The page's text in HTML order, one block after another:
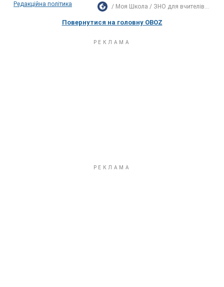
Редакційна політика Моя Школа ЗНО для вчителів...
Повернутися на головну OBOZ